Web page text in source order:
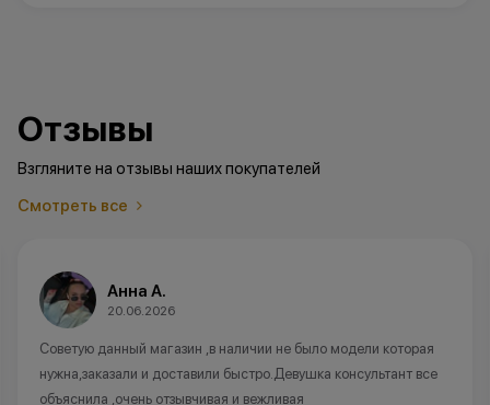
Отзывы
Взгляните на отзывы наших покупателей
Смотреть все
Анна А.
20.06.2026
Советую данный магазин ,в наличии не было модели которая
нужна,заказали и доставили быстро.Девушка консультант все
объяснила ,очень отзывчивая и вежливая